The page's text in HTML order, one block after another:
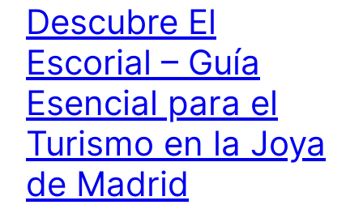
Descubre El
Escorial – Guía
Esencial para el
Turismo en la Joya
de Madrid